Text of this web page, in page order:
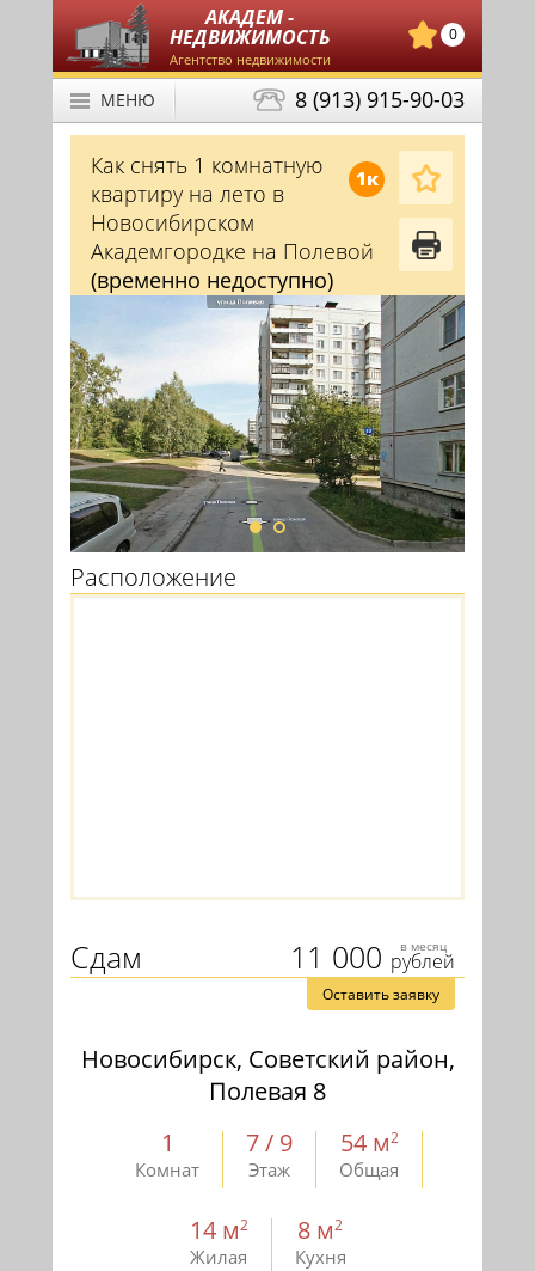
АКАДЕМ -
НЕДВИЖИМОСТЬ
Агентство недвижимости
0
8 (913) 915-90-03
МЕНЮ
1к
Как снять 1 комнатную
квартиру на лето в
Новосибирском
Академгородке на Полевой
(временно недоступно)
Расположение
11 000 в месяц
рублей
Сдам
Оставить заявку
Новосибирск, Советский район,
Полевая 8
1
Комнат
7 / 9
Этаж
54 м2
Общая
14 м2
Жилая
8 м2
Кухня